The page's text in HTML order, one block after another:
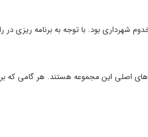
شهرداری بود. با توجه به برنامه ریزی
اصلی این مجموعه هستند. هر گامی که